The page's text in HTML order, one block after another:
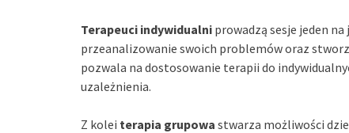
Terapeuci indywidualni prowadzą sesje jeden
przeanalizowanie swoich problemów oraz
pozwala na dostosowanie terapii do
uzależnienia.
Z kolei terapia grupowa stwarza możliwości